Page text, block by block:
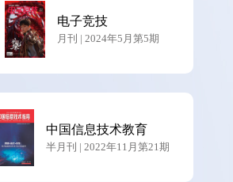
电子竞技
月刊 | 2024年5月第5期
中国信息技术教育
半月刊 | 2022年11月第21期